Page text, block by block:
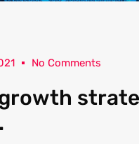
No Comments